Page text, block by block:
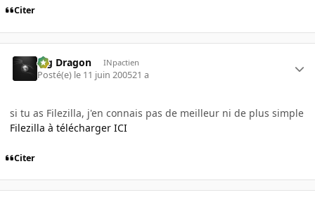
Citer
Big Dragon INpactien
Posté(e) le 11 juin 200521 a
si tu as Filezilla, j'en connais pas de meilleur ni de plus simple
Filezilla à télécharger ICI
Citer